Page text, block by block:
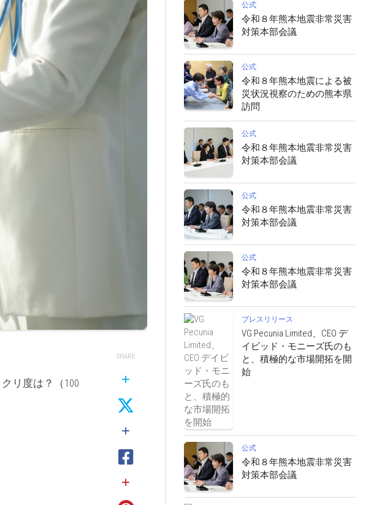
リ度は？（100
SHARE
公式
令和８年熊本地震非常災害
対策本部会議
公式
令和８年熊本地震による被
災状況視察のための熊本県
訪問
公式
令和８年熊本地震非常災害
対策本部会議
公式
令和８年熊本地震非常災害
対策本部会議
公式
令和８年熊本地震非常災害
対策本部会議
プレスリリース
VG Pecunia Limited、CEO デ
イビッド・モニーズ氏のも
と、積極的な市場開拓を開
始
公式
令和８年熊本地震非常災害
対策本部会議